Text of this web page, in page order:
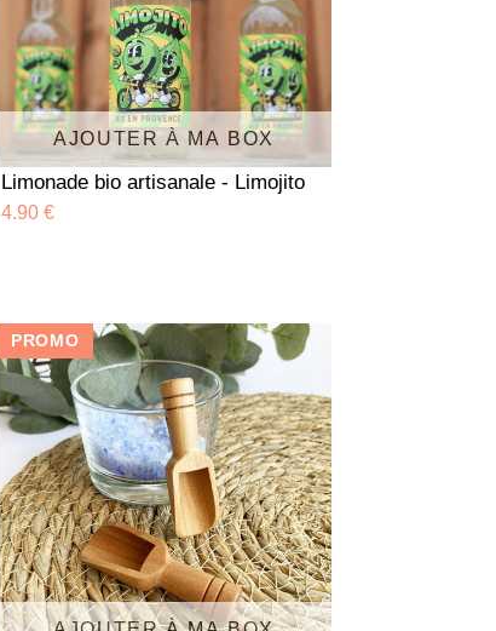
AJOUTER À MA BOX
Limonade bio artisanale - Limojito
4.90 €
PROMO